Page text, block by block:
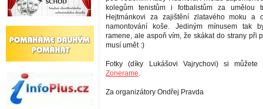
kolegům tenistům i fotbalistům za umělou
Hejtmánkovi za zajištění zlatavého moku a
namontování koše. Jediným mínusem tak
ramene, ale aspoň vím, že skákat do strany při
musí umět :)
Fotky (díky Lukášovi Vajrychovi) si můžete
Zonerame.
Za organizátory Ondřej Pravda